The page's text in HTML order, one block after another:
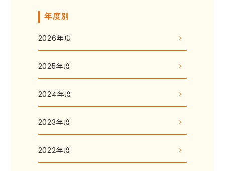
年度別
2026年度
2025年度
2024年度
2023年度
2022年度